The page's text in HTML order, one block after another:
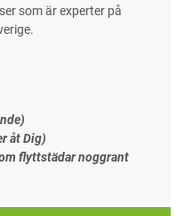
som är experter på
åt Dig)
flyttstädar noggrant